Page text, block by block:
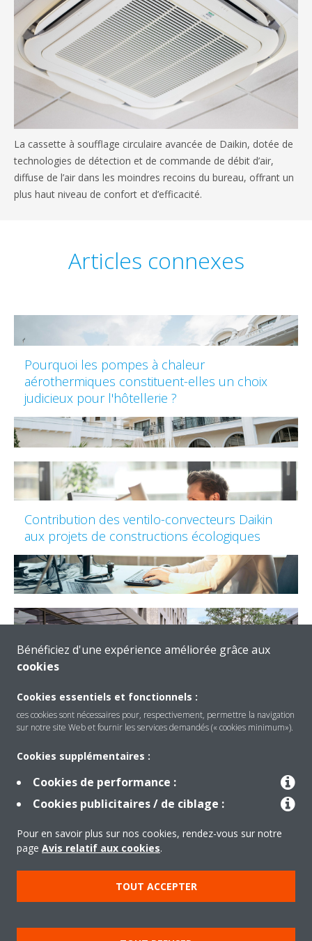
La cassette à soufflage circulaire avancée de Daikin, dotée de
technologies de détection et de commande de débit d’air,
diffuse de l’air dans les moindres recoins du bureau, offrant un
plus haut niveau de confort et d’efficacité.
Articles connexes
Pourquoi les pompes à chaleur
aérothermiques constituent-elles un choix
judicieux pour l'hôtellerie ?
Contribution des ventilo-convecteurs Daikin
aux projets de constructions écologiques
Avantages résultant de l’utilisation de la
ventilation mécanique avec récupération de
chaleur
CONTACTEZ-NOUS
Bénéficiez d'une expérience améliorée grâce aux
cookies
Cookies essentiels et fonctionnels :
ces cookies sont nécessaires pour, respectivement, permettre la navigation
sur notre site Web et fournir les services demandés (« cookies minimum»).
Cookies supplémentaires :
Cookies de performance :
Cookies publicitaires / de ciblage :
Pour en savoir plus sur nos cookies, rendez-vous sur notre
page Avis relatif aux cookies.
TOUT ACCEPTER